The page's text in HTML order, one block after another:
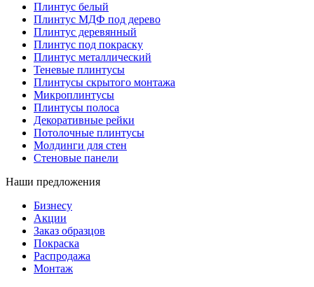
Плинтус белый
Плинтус МДФ под дерево
Плинтус деревянный
Плинтус под покраску
Плинтус металлический
Теневые плинтусы
Плинтусы скрытого монтажа
Микроплинтусы
Плинтусы полоса
Декоративные рейки
Потолочные плинтусы
Молдинги для стен
Стеновые панели
Наши предложения
Бизнесу
Акции
Заказ образцов
Покраска
Распродажа
Монтаж